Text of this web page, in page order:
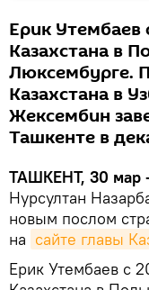
Ерик Утембаев
Казахстана в
Люксембурге.
Казахстана в
Жексембин
Ташкенте в
ТАШКЕНТ, 30 мар
Нурсултан
новым послом
на сайте главы
Ерик Утембаев с